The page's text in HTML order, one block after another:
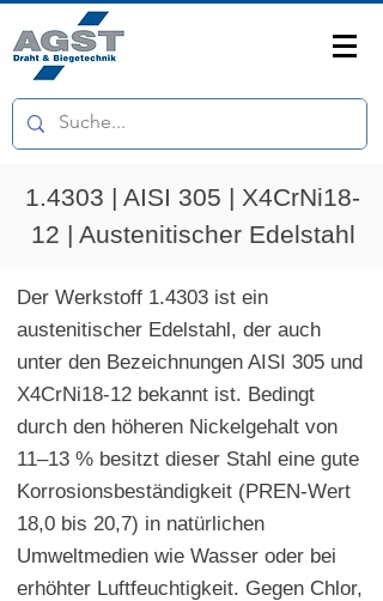
1.4303 | AISI 305 | X4CrNi18-
12 | Austenitischer Edelstahl
Der Werkstoff 1.4303 ist ein
austenitischer Edelstahl, der auch
unter den Bezeichnungen AISI 305 und
X4CrNi18-12 bekannt ist. Bedingt
durch den höheren Nickelgehalt von
11–13 % besitzt dieser Stahl eine gute
Korrosionsbeständigkeit (PREN-Wert
18,0 bis 20,7) in natürlichen
Umweltmedien wie Wasser oder bei
erhöhter Luftfeuchtigkeit. Gegen Chlor,